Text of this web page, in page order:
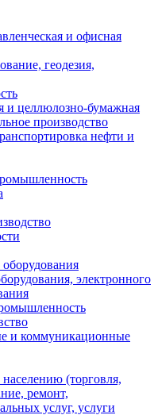
и офисная
геодезия,
и целлюлозно-бумажная
производство
нефти и
электронного
и коммуникационные
(торговля,
ремонт,
услуг, услуги